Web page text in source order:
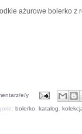
ażurowe bolerko z
e/y
bolerko katalog